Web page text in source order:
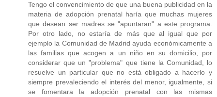
Tengo el convencimiento de que una buena publicidad en la
materia de adopción prenatal haría que muchas mujeres
que desean ser madres se "apuntaran" a este programa.
Por otro lado, no estaría de más que al igual que por
ejemplo la Comunidad de Madrid ayuda económicamente a
las familias que acogen a un niño en su domicilio, por
considerar que un "problema" que tiene la Comunidad, lo
resuelve un particular que no está obligado a hacerlo y
siempre prevaleciendo el interés del menor, igualmente, si
se fomentara la adopción prenatal con las mismas